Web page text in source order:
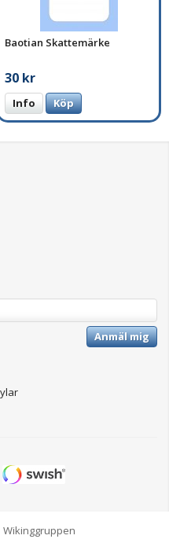
Baotian Skattemärke
30 kr
Info Köp
Anmäl mig
Wikinggruppen